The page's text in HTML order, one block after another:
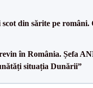
din sărite pe
în România. Șefa
situația Dunării”